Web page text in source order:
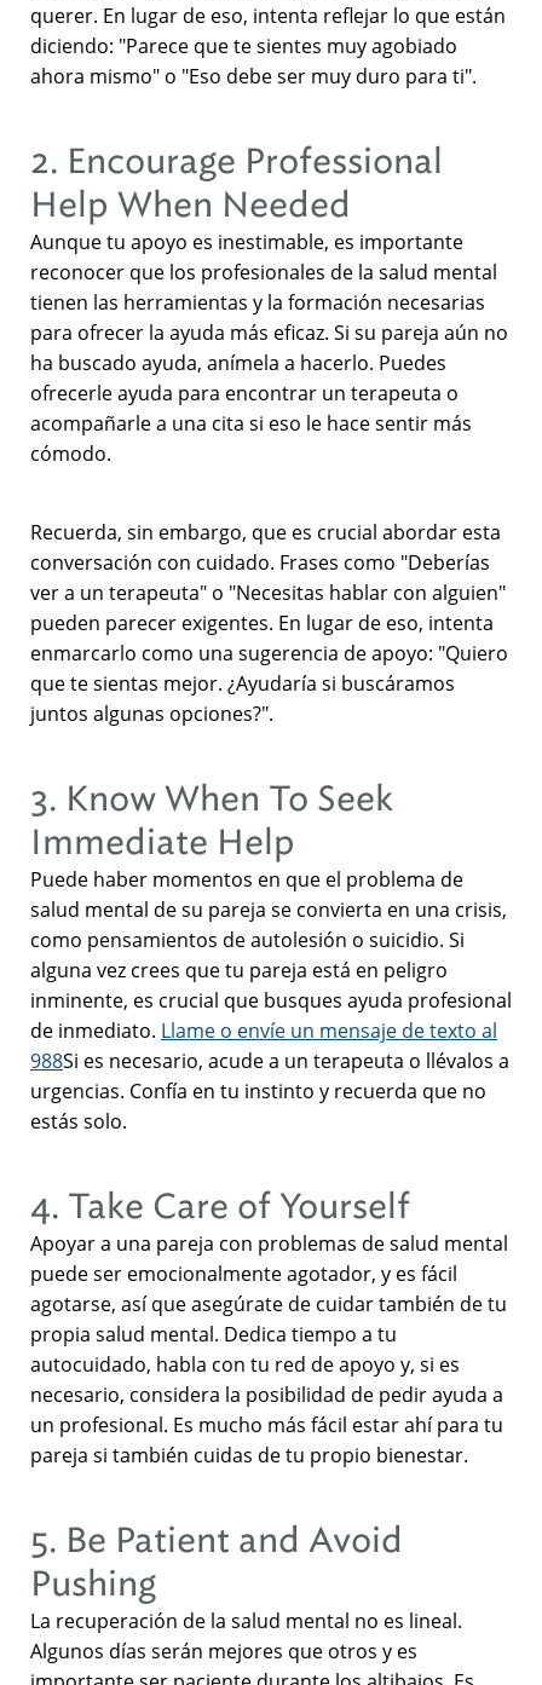
querer. En lugar de eso, intenta reflejar lo que están
diciendo: "Parece que te sientes muy agobiado
ahora mismo" o "Eso debe ser muy duro para ti".
2. Encourage Professional
Help When Needed
Aunque tu apoyo es inestimable, es importante
reconocer que los profesionales de la salud mental
tienen las herramientas y la formación necesarias
para ofrecer la ayuda más eficaz. Si su pareja aún no
ha buscado ayuda, anímela a hacerlo. Puedes
ofrecerle ayuda para encontrar un terapeuta o
acompañarle a una cita si eso le hace sentir más
cómodo.
Recuerda, sin embargo, que es crucial abordar esta
conversación con cuidado. Frases como "Deberías
ver a un terapeuta" o "Necesitas hablar con alguien"
pueden parecer exigentes. En lugar de eso, intenta
enmarcarlo como una sugerencia de apoyo: "Quiero
que te sientas mejor. ¿Ayudaría si buscáramos
juntos algunas opciones?".
3. Know When To Seek
Immediate Help
Puede haber momentos en que el problema de
salud mental de su pareja se convierta en una crisis,
como pensamientos de autolesión o suicidio. Si
alguna vez crees que tu pareja está en peligro
inminente, es crucial que busques ayuda profesional
de inmediato. Llame o envíe un mensaje de texto al
988Si es necesario, acude a un terapeuta o llévalos a
urgencias. Confía en tu instinto y recuerda que no
estás solo.
4. Take Care of Yourself
Apoyar a una pareja con problemas de salud mental
puede ser emocionalmente agotador, y es fácil
agotarse, así que asegúrate de cuidar también de tu
propia salud mental. Dedica tiempo a tu
autocuidado, habla con tu red de apoyo y, si es
necesario, considera la posibilidad de pedir ayuda a
un profesional. Es mucho más fácil estar ahí para tu
pareja si también cuidas de tu propio bienestar.
5. Be Patient and Avoid
Pushing
La recuperación de la salud mental no es lineal.
Algunos días serán mejores que otros y es